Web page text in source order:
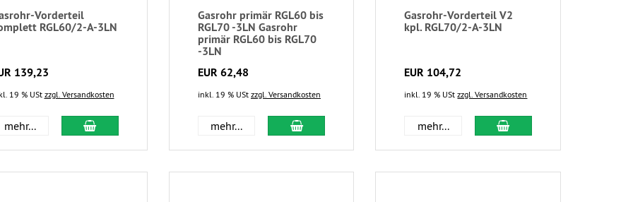
Vorderteil
RGL60/2-A-3LN
139,23
19 % USt zzgl. Versandkosten
mehr...
Gasrohr primär RGL60 bis
RGL70 -3LN Gasrohr
primär RGL60 bis RGL70
-3LN
EUR 62,48
inkl. 19 % USt zzgl. Versandkosten
mehr...
Gasrohr-Vorderteil V2
kpl. RGL70/2-A-3LN
EUR 104,72
inkl. 19 % UStzzgl. Versandkosten
mehr...